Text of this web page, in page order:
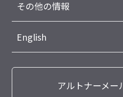
その他の情報
English
アルトナーメー